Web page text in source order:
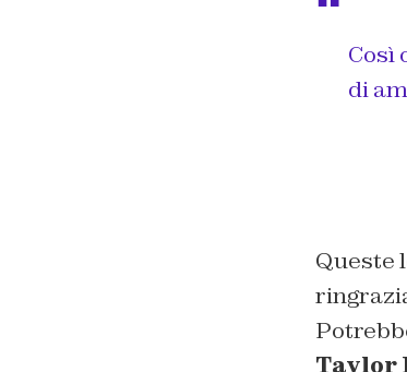
Così
di
Queste
Taylor